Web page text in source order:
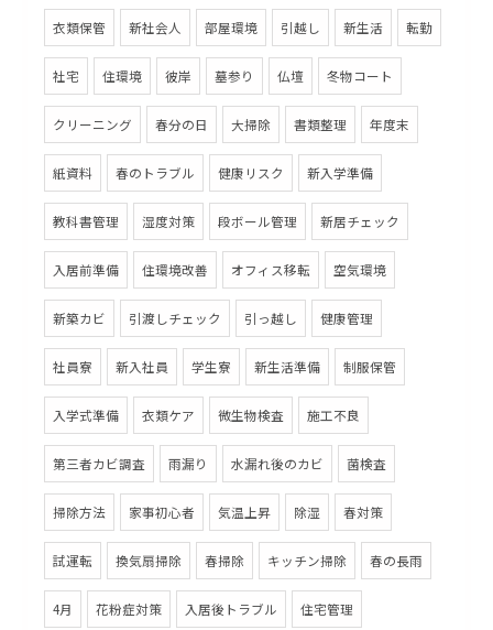
衣類保管 新社会人 部屋環境 引越し 新生活 転勤
社宅 住環境 彼岸 墓参り 仏壇 冬物コート
クリーニング 春分の日 大掃除 書類整理 年度末
紙資料 春のトラブル 健康リスク 新入学準備
教科書管理 湿度対策 段ボール管理 新居チェック
入居前準備 住環境改善 オフィス移転 空気環境
新築カビ 引渡しチェック 引っ越し 健康管理
社員寮 新入社員 学生寮 新生活準備 制服保管
入学式準備 衣類ケア 微生物検査 施工不良
第三者カビ調査 雨漏り 水漏れ後のカビ 菌検査
掃除方法 家事初心者 気温上昇 除湿 春対策
試運転 換気扇掃除 春掃除 キッチン掃除 春の長雨
4月 花粉症対策 入居後トラブル 住宅管理